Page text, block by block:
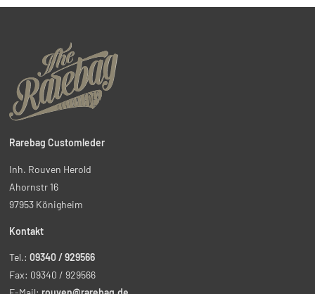
Rarebag Customleder
Inh. Rouven Herold
Ahornstr 16
97953 Königheim
Kontakt
Tel.: 09340 / 929566
Fax: 09340 / 929566